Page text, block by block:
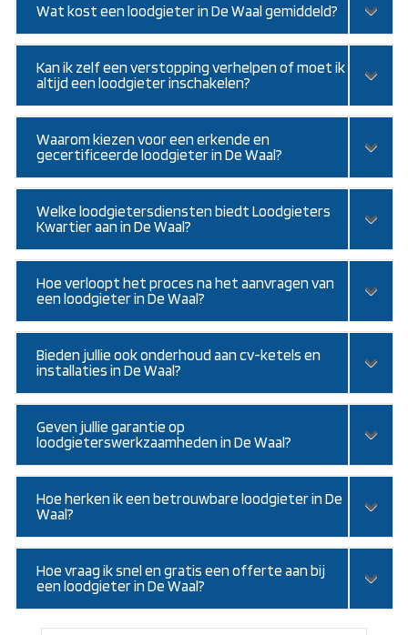
Wat kost een loodgieter in De Waal gemiddeld?
Kan ik zelf een verstopping verhelpen of moet ik
altijd een loodgieter inschakelen?
Waarom kiezen voor een erkende en
gecertificeerde loodgieter in De Waal?
Welke loodgietersdiensten biedt Loodgieters
Kwartier aan in De Waal?
Hoe verloopt het proces na het aanvragen van
een loodgieter in De Waal?
Bieden jullie ook onderhoud aan cv-ketels en
installaties in De Waal?
Geven jullie garantie op
loodgieterswerkzaamheden in De Waal?
Hoe herken ik een betrouwbare loodgieter in De
Waal?
Hoe vraag ik snel en gratis een offerte aan bij
een loodgieter in De Waal?